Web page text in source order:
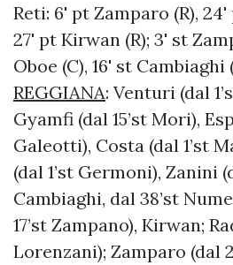
Reti: 6' pt Zamparo (R),
27' pt Kirwan (R); 3' st
Oboe (C), 16' st Cambiaghi
REGGIANA: Venturi (dal
Gyamfi (dal 15’st Mori),
Galeotti), Costa (dal 1’st
(dal 1’st Germoni), Zanini
Cambiaghi, dal 38’st
17’st Zampano), Kirwan;
Lorenzani); Zamparo (dal